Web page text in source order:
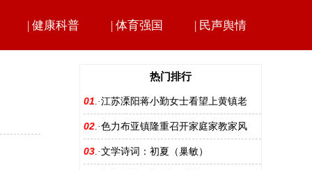
| 健康科普 | 体育强国 | 民声舆情
热门排行
01.·江苏溧阳蒋小勤女士看望上黄镇老
02.·色力布亚镇隆重召开家庭家教家风
03.·文学诗词：初夏（巢敏）